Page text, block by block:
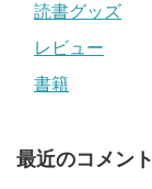
読書グッズ
レビュー
書籍
最近のコメント